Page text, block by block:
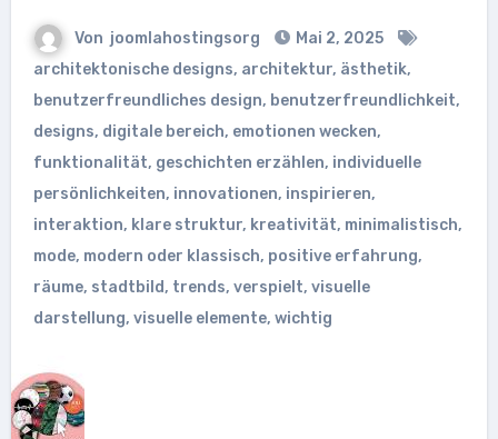
Von joomlahostingsorg
Mai 2, 2025
architektonische designs, architektur, ästhetik,
benutzerfreundliches design, benutzerfreundlichkeit,
designs, digitale bereich, emotionen wecken,
funktionalität, geschichten erzählen, individuelle
persönlichkeiten, innovationen, inspirieren,
interaktion, klare struktur, kreativität, minimalistisch,
mode, modern oder klassisch, positive erfahrung,
räume, stadtbild, trends, verspielt, visuelle
darstellung, visuelle elemente, wichtig